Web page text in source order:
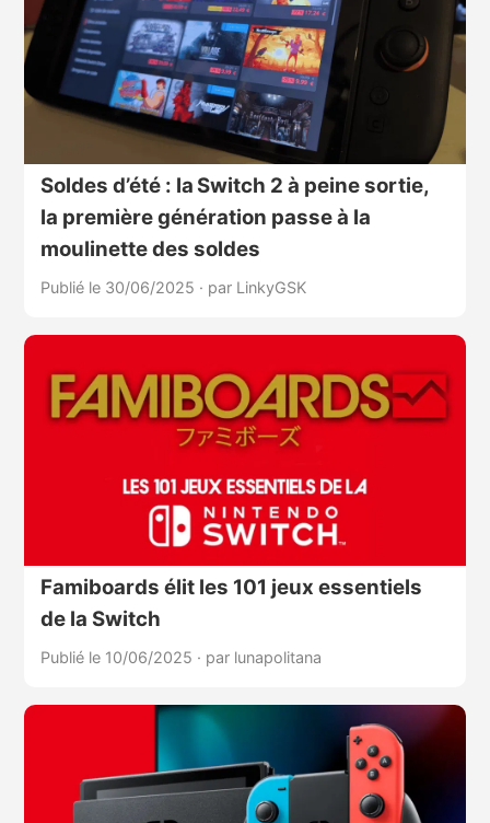
Soldes d’été : la Switch 2 à peine sortie,
la première génération passe à la
moulinette des soldes
Publié le 30/06/2025 · par LinkyGSK
Famiboards élit les 101 jeux essentiels
de la Switch
Publié le 10/06/2025 · par lunapolitana